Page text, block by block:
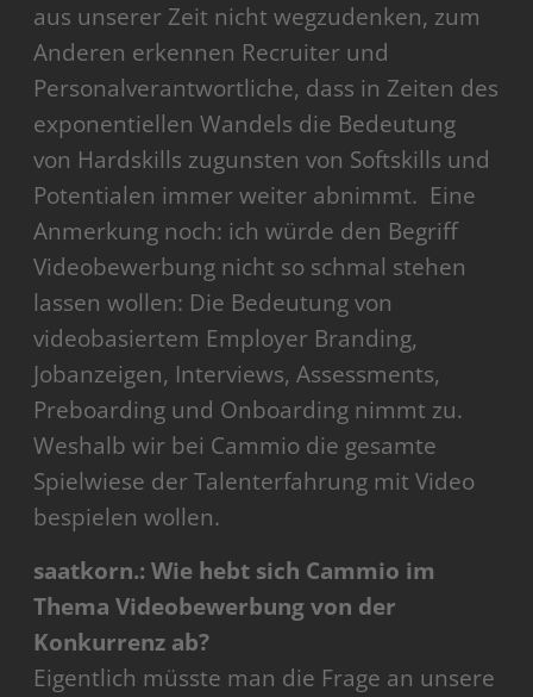
aus unserer Zeit nicht wegzudenken, zum
Anderen erkennen Recruiter und
Personalverantwortliche, dass in Zeiten des
exponentiellen Wandels die Bedeutung
von Hardskills zugunsten von Softskills und
Potentialen immer weiter abnimmt. Eine
Anmerkung noch: ich würde den Begriff
Videobewerbung nicht so schmal stehen
lassen wollen: Die Bedeutung von
videobasiertem Employer Branding,
Jobanzeigen, Interviews, Assessments,
Preboarding und Onboarding nimmt zu.
Weshalb wir bei Cammio die gesamte
Spielwiese der Talenterfahrung mit Video
bespielen wollen.
saatkorn.: Wie hebt sich Cammio im
Thema Videobewerbung von der
Konkurrenz ab?
Eigentlich müsste man die Frage an unsere